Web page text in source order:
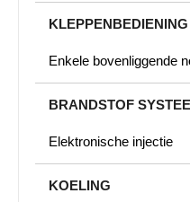
KLEPPENBEDIENING
Enkele bovenliggende
BRANDSTOF
Elektronische injectie
KOELING